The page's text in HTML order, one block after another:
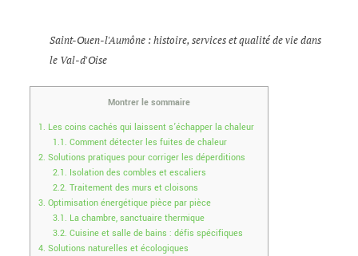
Saint-Ouen-l'Aumône : histoire, services et qualité de vie dans
le Val-d'Oise
Montrer le sommaire
1. Les coins cachés qui laissent s’échapper la chaleur
1.1. Comment détecter les fuites de chaleur
2. Solutions pratiques pour corriger les déperditions
2.1. Isolation des combles et escaliers
2.2. Traitement des murs et cloisons
3. Optimisation énergétique pièce par pièce
3.1. La chambre, sanctuaire thermique
3.2. Cuisine et salle de bains : défis spécifiques
4. Solutions naturelles et écologiques